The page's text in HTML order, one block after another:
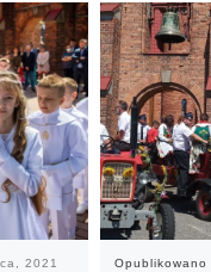
2021 Opublikowano